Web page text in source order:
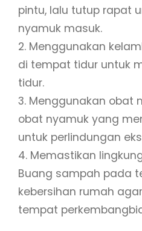
pintu, lalu tutup rapat
nyamuk masuk.
2. Menggunakan
di tempat tidur untuk
tidur.
3. Menggunakan obat
obat nyamuk yang
untuk perlindungan
4. Memastikan
Buang sampah pada
kebersihan rumah
tempat